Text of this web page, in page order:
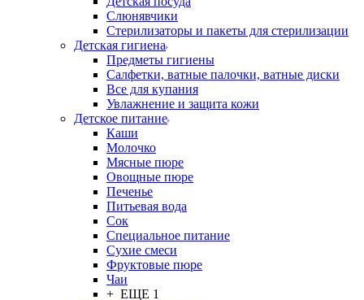
Слюнявчики
Стерилизаторы и пакеты для стерилизации
Детская гигиена
Предметы гигиены
Салфетки, ватные палочки, ватные диски
Все для купания
Увлажнение и защита кожи
Детское питание
Каши
Молочко
Мясные пюре
Овощные пюре
Печенье
Питьевая вода
Сок
Специальное питание
Сухие смеси
Фруктовые пюре
Чаи
+ ЕЩЕ 1